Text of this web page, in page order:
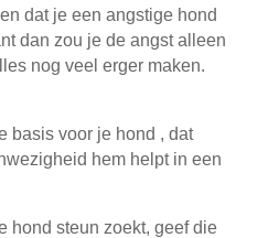
dat je een angstige hond
dan zou je de angst alleen
nog veel erger maken.
basis voor je hond , dat
hem helpt in een
hond steun zoekt, geef die